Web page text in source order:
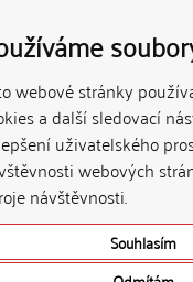
webové stránky
a další sledovací
uživatelského
webových
návštěvnosti.
Souhlasím
být použity k
vydávány
nebo jinou
než autora.
shall not
as results of
any other
person